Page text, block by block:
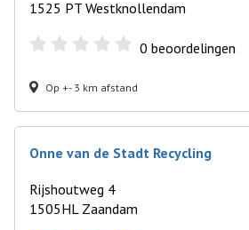
1525 PT Westknollendam
0 beoordelingen
Op +- 3 km afstand
Onne van de Stadt Recycling
Rijshoutweg 4
1505HL Zaandam